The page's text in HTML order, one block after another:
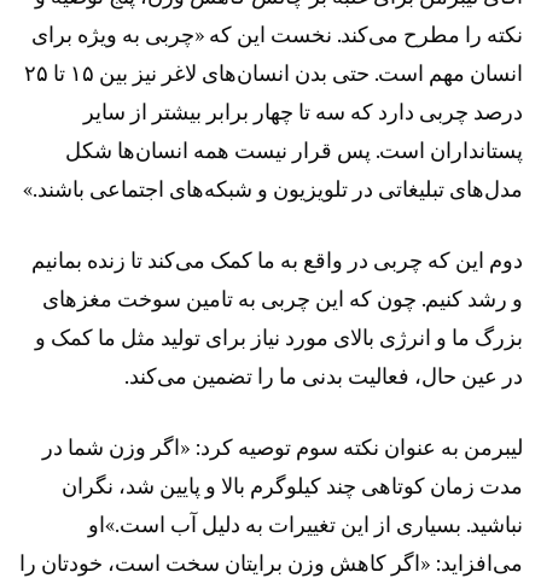
نکته را مطرح می‌کند. نخست این که «چربی به ویژه برای
انسان مهم است. حتی بدن انسان‌های لاغر نیز بین ۱۵ تا ۲۵
درصد چربی دارد که سه تا چهار برابر بیشتر از سایر
پستانداران است. پس قرار نیست همه انسان‌ها شکل
مدل‌های تبلیغاتی در تلویزیون و شبکه‌های اجتماعی باشند.»
دوم این که چربی در واقع به ما کمک می‌کند تا زنده بمانیم
و رشد کنیم. چون که این چربی به تامین سوخت مغزهای
بزرگ ما و انرژی بالای مورد نیاز برای تولید مثل ما کمک و
در عین حال، فعالیت بدنی ما را تضمین می‌کند.
لیبرمن به عنوان نکته سوم توصیه کرد: «اگر وزن شما در
مدت زمان کوتاهی چند کیلوگرم بالا و پایین شد، نگران
نباشید. بسیاری از این تغییرات به دلیل آب است.»او
می‌افزاید: «اگر کاهش وزن برایتان سخت است، خودتان را